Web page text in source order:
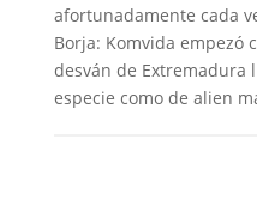
afortunadamente cada
Borja: Komvida empezó
desván de Extremadura
especie como de alien